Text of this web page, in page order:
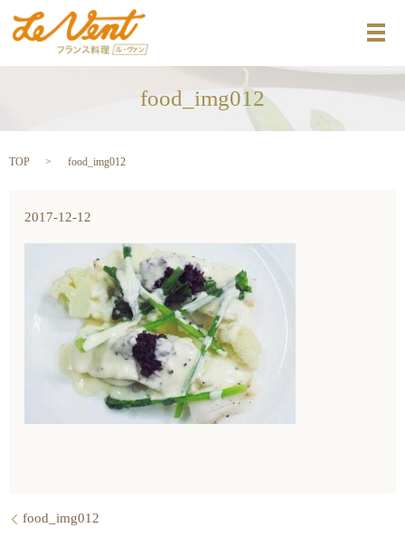
メ
food_img012
TOP food_img012
2017-12-12
food_img012